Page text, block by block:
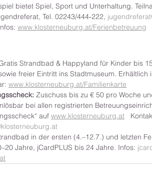
bietet Spiel, Sport und Unterhaltung.
Tel. 02243/444‑222,
www.klosterneuburg.at/Ferienbetreuung
Strandbad & Happyland für Kinder bis
freier Eintritt ins Stadtmuseum.
www.klosterneuburg.at/Familienkarte
Zuschuss bis zu € 50 pro Woche
bei allen registrierten
auf www.klosterneuburg.at
in der ersten (4.–12.7.) und letzten
Jahre, jCardPLUS bis 24 Jahre. Infos: